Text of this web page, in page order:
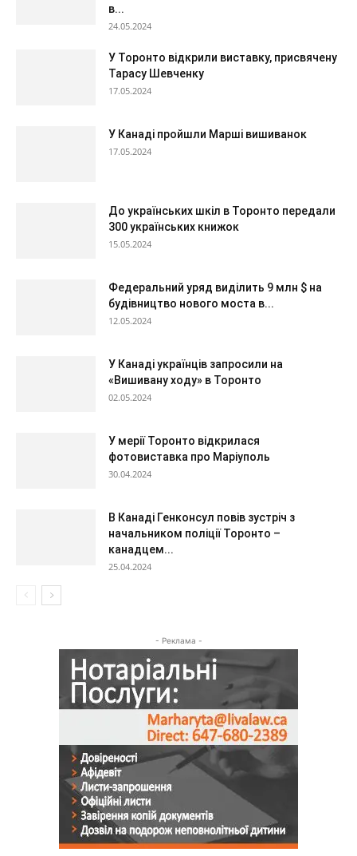
в...
24.05.2024
У Торонто відкрили виставку, присвячену
Тарасу Шевченку
17.05.2024
У Канаді пройшли Марші вишиванок
17.05.2024
До українських шкіл в Торонто передали
300 українських книжок
15.05.2024
Федеральний уряд виділить 9 млн $ на
будівництво нового моста в...
12.05.2024
У Канаді українців запросили на
«Вишивану ходу» в Торонто
02.05.2024
У мерії Торонто відкрилася
фотовиставка про Маріуполь
30.04.2024
В Канаді Генконсул повів зустріч з
начальником поліції Торонто –
канадцем...
25.04.2024
- Реклама -